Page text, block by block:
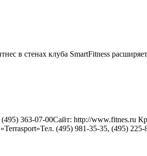
в стенах клуба SmartFitness
363-07-00Сайт: http://www.fitnes.ru
(495) 981-35-35, (495) 225-